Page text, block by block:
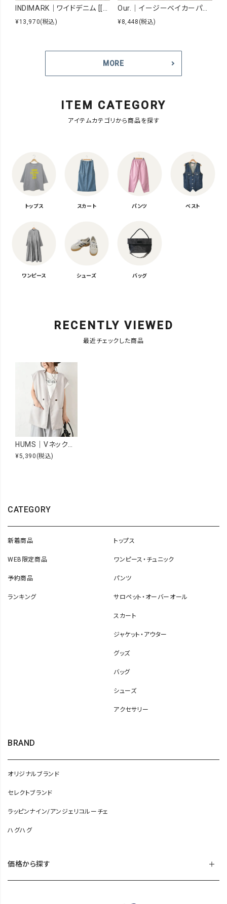
¥13,970(税込) ¥8,448 (税込)
MORE
ITEM CATEGORY
アイテムカテゴリから商品を探す
トップス スカート パンツ ベスト
ワンピース シューズ バッグ
RECENTLY VIEWED
最近チェックした商品
¥5,390 (税込)
CATEGORY
新着商品
WEB限定商品
予約商品
ランキング
トップス
ワンピース・チュニック
パンツ
サロペット・オーバーオール
スカート
ジャケット・アウター
グッズ
バッグ
シューズ
アクセサリー
BRAND
オリジナルブランド
セレクトブランド
ラッピンナイン/アンジェリコルーチェ
ハグハグ
価格から探す